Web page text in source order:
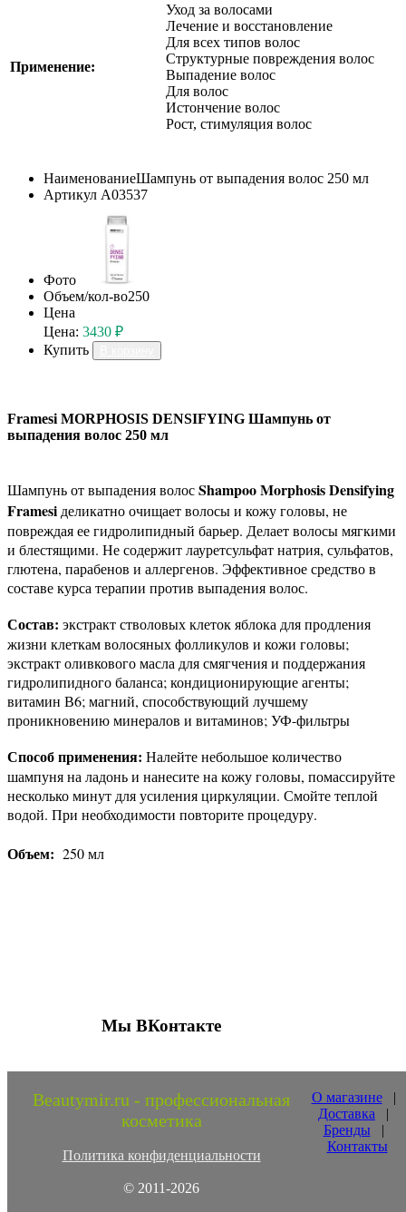
Применение:
Уход за волосами
Лечение и восстановление
Для всех типов волос
Структурные повреждения волос
Выпадение волос
Для волос
Истончение волос
Рост, стимуляция волос
НаименованиеШампунь от выпадения волос 250 мл
Артикул A03537
Фото
Объем/кол-во250
Цена
Цена: 3430 ₽
Купить
Framesi MORPHOSIS DENSIFYING Шампунь от
выпадения волос 250 мл
Шампунь от выпадения волосShampoo Morphosis Densifying
Framesi деликатно очищает волосы и кожу головы, не
повреждая ее гидролипидный барьер. Делает волосы мягкими
и блестящими. Не содержит лауретсульфат натрия, сульфатов,
глютена, парабенов и аллергенов. Эффективное средство в
составе курса терапии против выпадения волос.
Состав: экстракт стволовых клеток яблока для продления
жизни клеткам волосяных фолликулов и кожи головы;
экстракт оливкового масла для смягчения и поддержания
гидролипидного баланса; кондиционирующие агенты;
витамин В6; магний, способствующий лучшему
проникновению минералов и витаминов; УФ-фильтры
Способ применения: Налейте небольшое количество
шампуня на ладонь и нанесите на кожу головы, помассируйте
несколько минут для усиления циркуляции. Смойте теплой
водой. При необходимости повторите процедуру.
Объем: 250 мл
Мы ВКонтакте
Beautymir.ru - профессиональная
косметика
Политика конфиденциальности
© 2011-2026
О магазине|
Доставка |
Бренды |
Контакты